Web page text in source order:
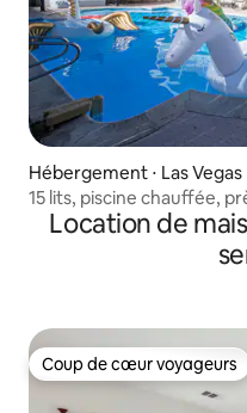
Hébergement ⋅ Las Vegas
15 lits, piscine chauffée,
Location de
Coup de cœur voyageurs
Coup de cœur voyageurs